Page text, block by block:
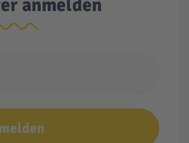
anmelden